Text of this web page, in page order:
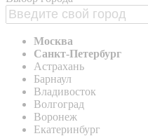
Москва
Санкт-Петербург
Астрахань
Барнаул
Владивосток
Волгоград
Воронеж
Екатеринбург